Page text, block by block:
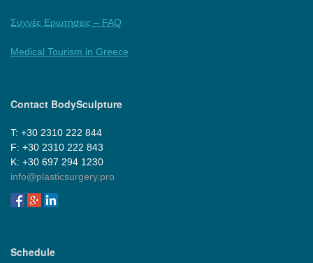
Συχνές Ερωτήσεις – FAQ
Medical Tourism in Greece
Contact BodySculpture
Τ: +30 2310 222 844
F: +30 2310 222 843
Κ: +30 697 294 1230
info@plasticsurgery.pro
Schedule